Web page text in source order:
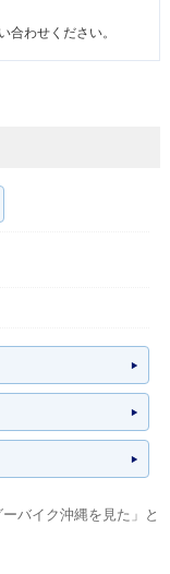
合わせください。
バイク沖縄を見た」と